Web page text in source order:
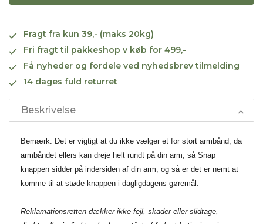
Fragt fra kun 39,- (maks 20kg)
Fri fragt til pakkeshop v køb for 499,-
Få nyheder og fordele ved nyhedsbrev tilmelding
14 dages fuld returret
Beskrivelse
Bemærk: Det er vigtigt at du ikke vælger et for stort armbånd, da
armbåndet ellers kan dreje helt rundt på din arm, så Snap
knappen sidder på indersiden af din arm, og så er det er nemt at
komme til at støde knappen i dagligdagens gøremål.
Reklamationsretten dækker ikke fejl, skader eller slidtage,